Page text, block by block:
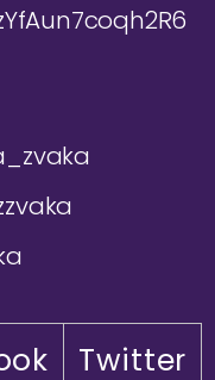
Twitter